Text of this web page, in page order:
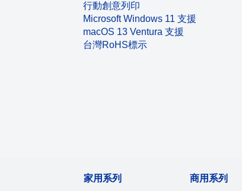
行動創意列印
Microsoft Windows 11 支援
macOS 13 Ventura 支援
台灣RoHS標示
家用系列 商用系列